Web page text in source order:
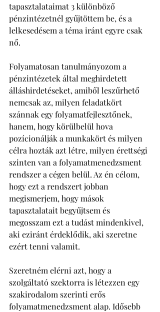
tapasztalataimat 3 különböző
pénzintézetnél gyűjtöttem be, és a
lelkesedésem a téma iránt egyre csak
nő.
Folyamatosan tanulmányozom a
pénzintézetek által meghirdetett
álláshirdetéseket, amiből leszűrhető
nemcsak az, milyen feladatkört
szánnak egy folyamatfejlesztőnek,
hanem, hogy körülbelül hova
pozícionálják a munkakört és milyen
célra hozták azt létre, milyen érettségi
szinten van a folyamatmenedzsment
rendszer a cégen belül. Az én célom,
hogy ezt a rendszert jobban
megismerjem, hogy mások
tapasztalatait begyűjtsem és
megosszam ezt a tudást mindenkivel,
aki eziránt érdeklődik, aki szeretne
ezért tenni valamit.
Szeretném elérni azt, hogy a
szolgáltató szektorra is létezzen egy
szakirodalom szerinti erős
folyamatmenedzsment alap. Idősebb